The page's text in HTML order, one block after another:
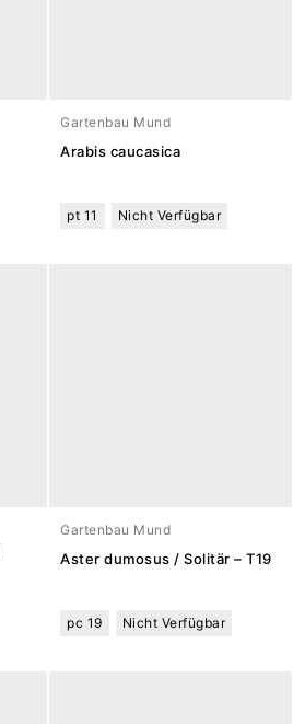
Gartenbau Mund
Arabis caucasica
pt 11 Nicht Verfügbar
Gartenbau Mund
Aster dumosus / Solitär – T19
pc 19 Nicht Verfügbar